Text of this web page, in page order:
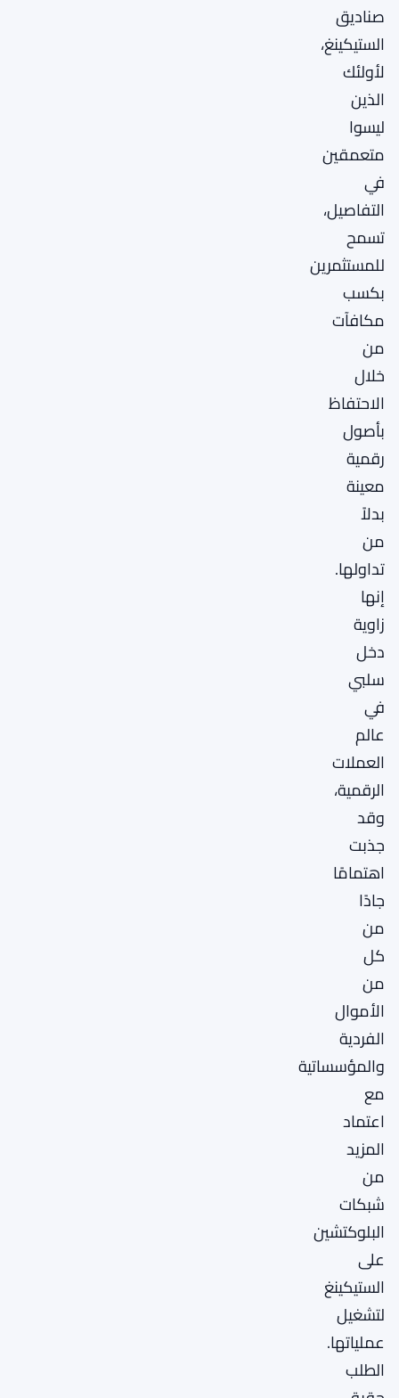
صناديق
الستيكينغ،
لأولئك
الذين
ليسوا
متعمقين
في
التفاصيل،
تسمح
للمستثمرين
بكسب
مكافآت
من
خلال
الاحتفاظ
بأصول
رقمية
معينة
بدلاً
من
تداولها.
إنها
زاوية
دخل
سلبي
في
عالم
العملات
الرقمية،
وقد
جذبت
اهتمامًا
جادًا
من
كل
من
الأموال
الفردية
والمؤسساتية
مع
اعتماد
المزيد
من
شبكات
البلوكتشين
على
الستيكينغ
لتشغيل
عملياتها.
الطلب